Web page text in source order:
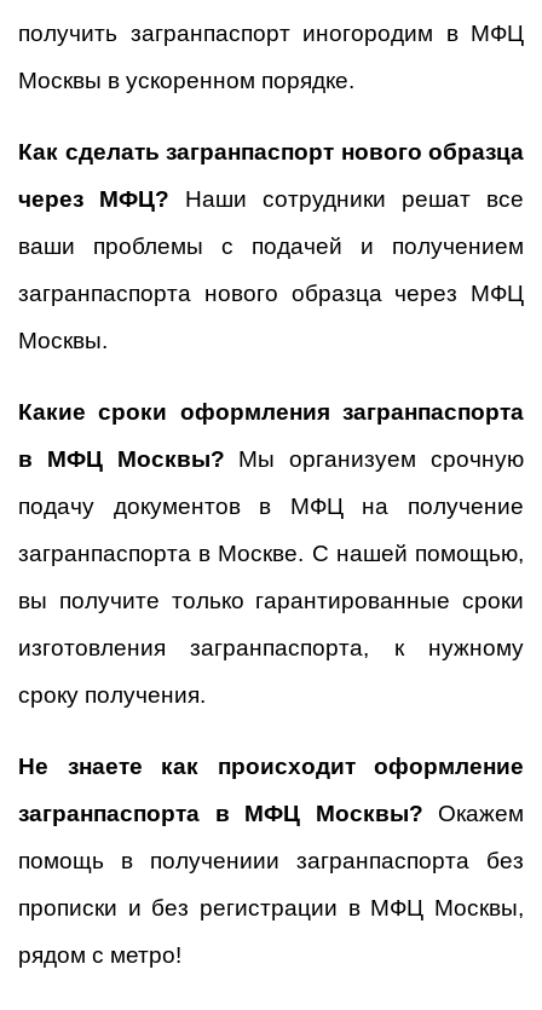
получить загранпаспорт иногородим в МФЦ
Москвы в ускоренном порядке.
Как сделать загранпаспорт нового образца
через МФЦ? Наши сотрудники решат все
ваши проблемы с подачей и получением
загранпаспорта нового образца через МФЦ
Москвы.
Какие сроки оформления загранпаспорта
в МФЦ Москвы? Мы организуем срочную
подачу документов в МФЦ на получение
загранпаспорта в Москве. С нашей помощью,
вы получите только гарантированные сроки
изготовления загранпаспорта, к нужному
сроку получения.
Не знаете как происходит оформление
загранпаспорта в МФЦ Москвы? Окажем
помощь в получениии загранпаспорта без
прописки и без регистрации в МФЦ Москвы,
рядом с метро!